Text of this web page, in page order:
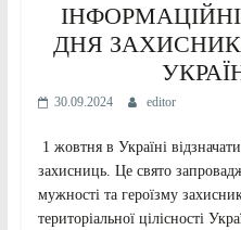
ДНЯ
30.09.2024 editor
1 жовтня в Україні
захисниць. Це свято
мужності та героїзму
територіальної цілісності